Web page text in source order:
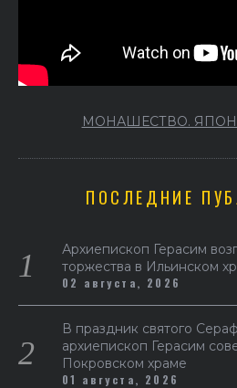
МОНАШЕСТВО.
ПОСЛЕДНИЕ
Архиепископ Герасим
торжества в Ильинском
02 августа, 2026
В праздник святого
архиепископ Герасим
Покровском храме
01 августа, 2026